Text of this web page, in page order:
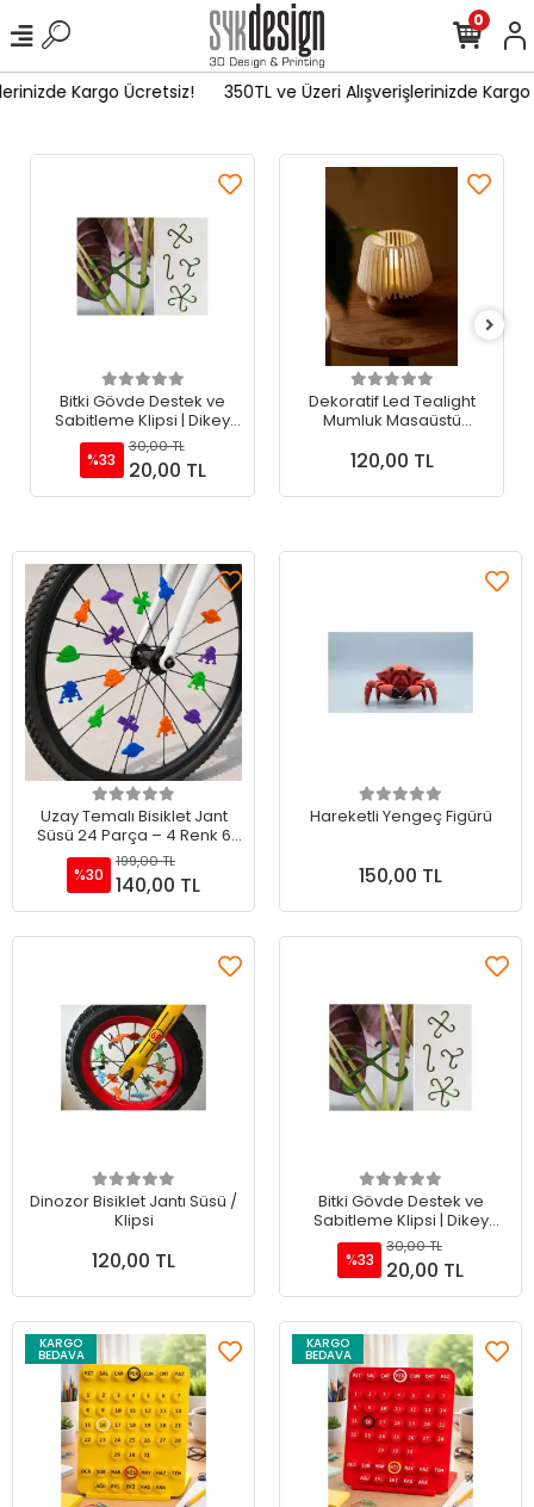
Kargo Ücretsiz! 350TL ve Üzeri Alışverişlerinizde Kargo
0
Sepete Ekle
Bitki Gövde Destek ve
Sabitleme Klipsi | Dikey
Büyüme İçin Pratik & BİTKİ
TUTUCU(4lüSet)
%33
30,00 TL
20,00 TL
Sepete Ekle
Dekoratif Led Tealight
Mumluk Masaüstü
cm
120,00 TL
Sepete Ekle
Uzay Temalı Bisiklet Jant
Süsü 24 Parça – 4 Renk 6
Farklı Model
%30
199,00 TL
140,00 TL
Sepete Ekle
Hareketli Yengeç Figürü
150,00 TL
Sepete Ekle
Dinozor Bisiklet Jantı Süsü /
Klipsi
120,00 TL
Sepete Ekle
Bitki Gövde Destek ve
Sabitleme Klipsi | Dikey
Büyüme İçin Pratik & BİTKİ
TUTUCU(4lüSet)
%33
30,00 TL
20,00 TL
KARGO
BEDAVA
KARGO
BEDAVA